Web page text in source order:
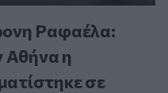
Ραφαέλα:
η
σε